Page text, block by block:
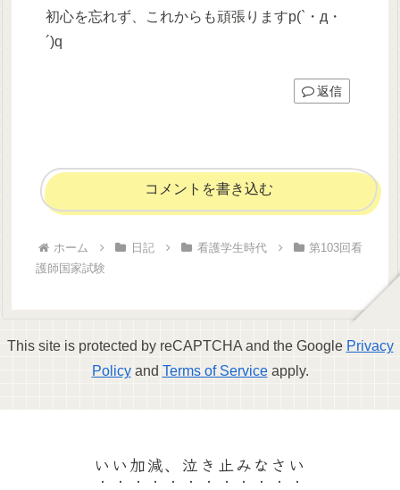
初心を忘れず、これからも頑張りますp(`・д・
´)q
返信
コメントを書き込む
ホーム 日記 看護学生時代
第103回看
護師国家試験
This site is protected by reCAPTCHA and the Google Privacy
Policyand Terms of Serviceapply.
いい加減、泣き止みなさい